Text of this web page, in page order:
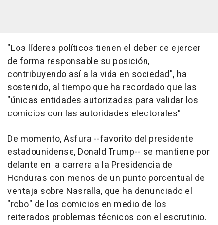
"Los líderes políticos tienen el deber de ejercer
de forma responsable su posición,
contribuyendo así a la vida en sociedad", ha
sostenido, al tiempo que ha recordado que las
"únicas entidades autorizadas para validar los
comicios con las autoridades electorales".
De momento, Asfura --favorito del presidente
estadounidense, Donald Trump-- se mantiene por
delante en la carrera a la Presidencia de
Honduras con menos de un punto porcentual de
ventaja sobre Nasralla, que ha denunciado el
"robo" de los comicios en medio de los
reiterados problemas técnicos con el escrutinio.